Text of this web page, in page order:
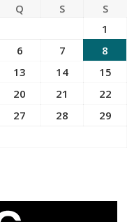
Q S
S
1
6 7
8
13 14
15
20 21
22
27 28
29